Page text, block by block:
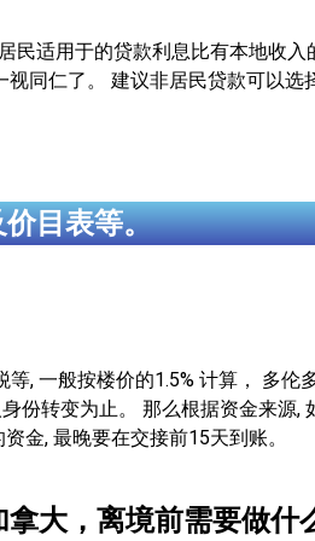
民适用于的贷款利息比有本地收入
同仁了。 建议非居民贷款可以选
目表等。
, 一般按楼价的1.5% 计算， 多伦
份转变为止。 那么根据资金来源,
金, 最晚要在交接前15天到账。
大，离境前需要做什